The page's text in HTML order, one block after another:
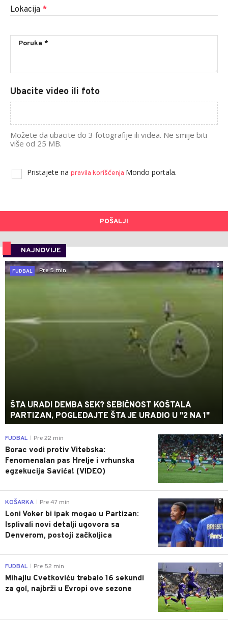
Lokacija *
Ubacite video ili foto
Možete da ubacite do 3 fotografije ili videa. Ne smije biti
više od 25 MB.
Pristajete na pravila korišćenja Mondo portala.
POŠALJI
NAJNOVIJE
0
FUDBAL
Pre 5 min
ŠTA URADI DEMBA SEK? SEBIČNOST KOŠTALA
PARTIZAN, POGLEDAJTE ŠTA JE URADIO U "2 NA 1"
0
FUDBAL Pre 22 min
Borac vodi protiv Vitebska:
Fenomenalan pas Hrelje i vrhunska
egzekucija Savića! (VIDEO)
0
KOŠARKA Pre 47 min
Loni Voker bi ipak mogao u Partizan:
Isplivali novi detalji ugovora sa
Denverom, postoji začkoljica
0
FUDBAL Pre 52 min
Mihajlu Cvetkoviću trebalo 16 sekundi
za gol, najbrži u Evropi ove sezone